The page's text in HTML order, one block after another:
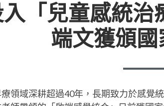
「兒童感統治
端文獲頒
領域深耕超過40年，長期致力於感覺